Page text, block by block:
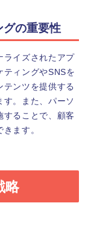
グの重要性
ライズされたアプ
ティングやSNSを
ンツを提供する
す。また、パーソ
することで、顧客
ます。
略